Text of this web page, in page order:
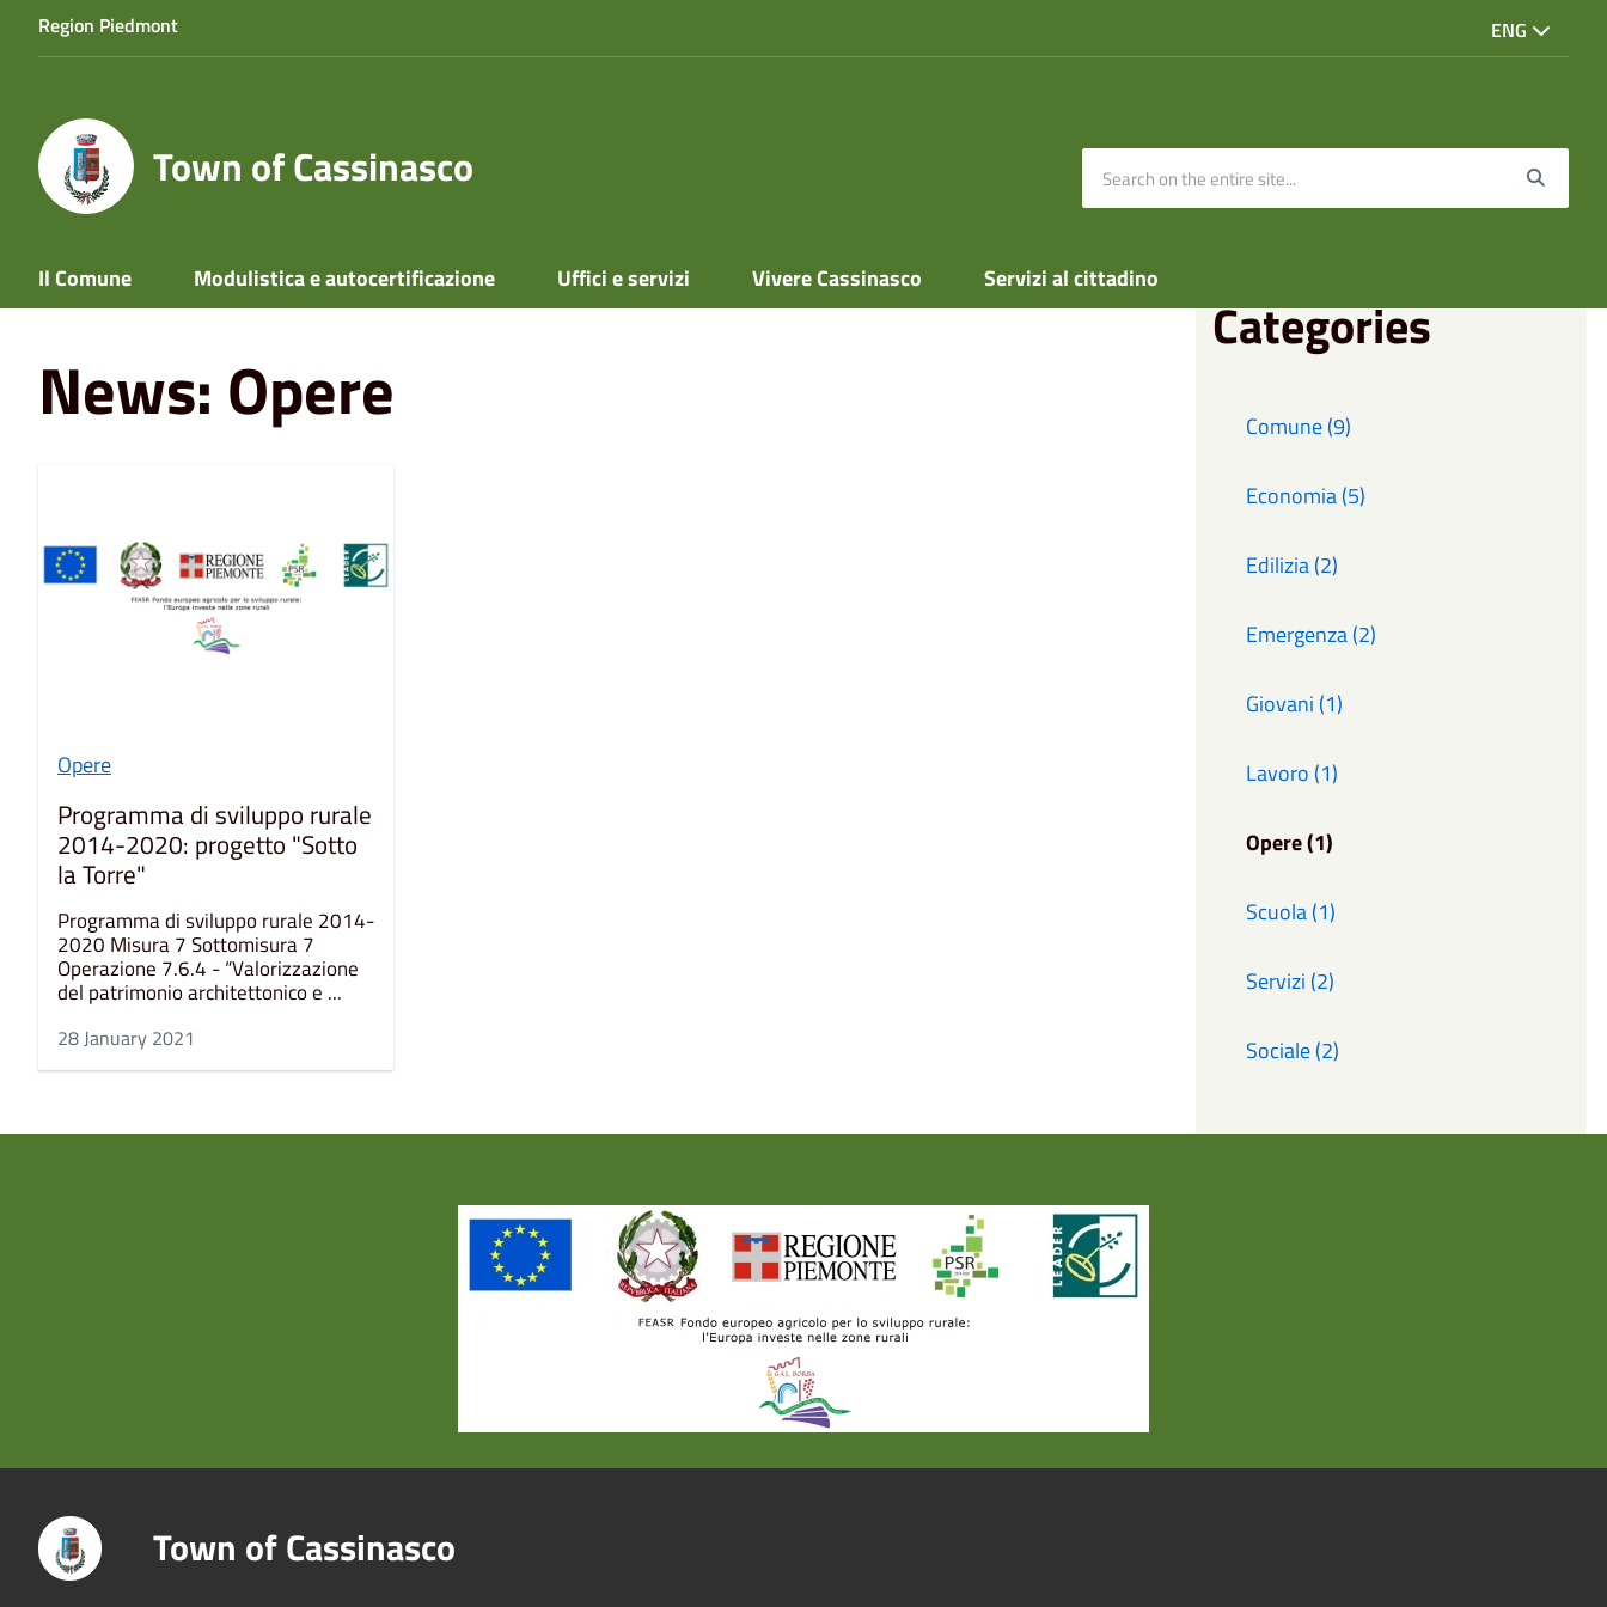
Region Piedmont ENG
Town of Cassinasco
Il Comune Modulistica e autocertificazione Uffici e servizi Vivere Cassinasco Servizi al cittadino
Home News Opere
News: Opere
Opere
Programma di sviluppo rurale
2014-2020: progetto "Sotto
la Torre"
Programma di sviluppo rurale 2014-
2020 Misura 7 Sottomisura 7
Operazione 7.6.4 - “Valorizzazione
del patrimonio architettonico e ...
28 January 2021
Categories
Comune (9)
Economia (5)
Edilizia (2)
Emergenza (2)
Giovani (1)
Lavoro (1)
Opere (1)
Scuola (1)
Servizi (2)
Sociale (2)
Title
Town of Cassinasco